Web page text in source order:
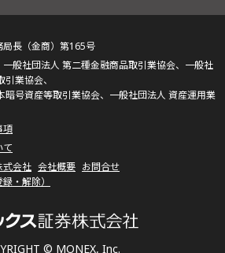
© MONEX, Inc.
長（金商）第165号
般社団法人 第二種金融商品取引業協会、一般社
業協会、
暗号資産等取引業協会、一般社団法人 資産運用業
項
て
式会社 会社概要 お問合せ
・解除）